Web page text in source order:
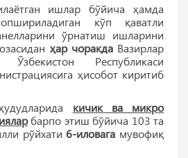
ишлар бўйича ҳамда
кўп қаватли
ўрнатиш ишларини
ҳар чоракда Вазирлар
Республикаси
ҳисобот киритиб
кичик ва микро
барпо этиш бўйича 103 та
рўйхати 6-иловага мувофиқ